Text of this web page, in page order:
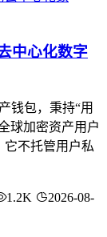
中心化数字
钱包，秉持“用
球加密资产用户
它不托管用户私
1.2K
2026-08-